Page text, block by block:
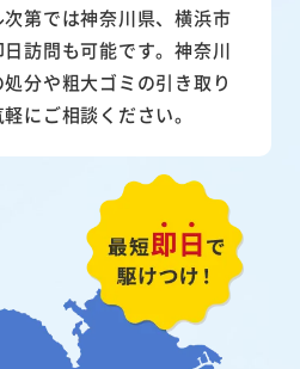
第では神奈川県、横浜市
訪問も可能です。神奈川
分や粗大ゴミの引き取り
にご相談ください。